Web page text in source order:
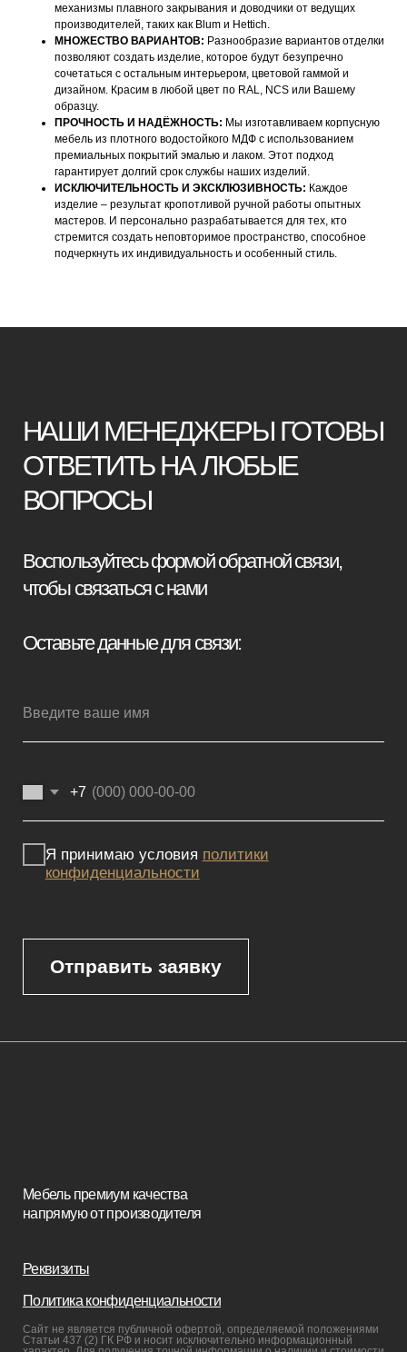
механизмы плавного закрывания и доводчики от ведущих
производителей, таких как Blum и Hettich.
МНОЖЕСТВО ВАРИАНТОВ: Разнообразие вариантов отделки
позволяют создать изделие, которое будут безупречно
сочетаться с остальным интерьером, цветовой гаммой и
дизайном. Красим в любой цвет по RAL, NCS или Вашему
образцу.
ПРОЧНОСТЬ И НАДЁЖНОСТЬ: Мы изготавливаем корпусную
мебель из плотного водостойкого МДФ с использованием
премиальных покрытий эмалью и лаком. Этот подход
гарантирует долгий срок службы наших изделий.
ИСКЛЮЧИТЕЛЬНОСТЬ И ЭКСКЛЮЗИВНОСТЬ: Каждое
изделие – результат кропотливой ручной работы опытных
мастеров. И персонально разрабатывается для тех, кто
стремится создать неповторимое пространство, способное
подчеркнуть их индивидуальность и особенный стиль.
Воспользуйтесь формой обратной связи,
НАШИ МЕНЕДЖЕРЫ ГОТОВЫ
ОТВЕТИТЬ НА ЛЮБЫЕ
ВОПРОСЫ
+7
конфиденциальности
Отправить заявку
Каталог
Корпусная мебель
Сайт не является публичной офертой, определяемой положениями
Статьи 437 (2) ГК РФ и носит исключительно информационный
характер. Для получения точной информации о наличии и стоимости
Покупателям
Мебель на заказ
Производство
Реставрация
Политика конфиденциальности